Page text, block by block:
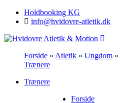
Holdbooking KG
info@hvidovre-atletik.dk
Forside
Forside » Atletik » Ungdom »
Trænere
Trænere